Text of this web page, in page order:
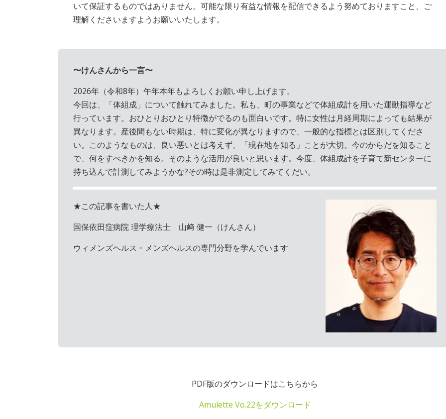
いて保証するものではありません。可能な限り有益な情報を配信できるよう努めておりますこと、ご
理解くださいますようお願いいたします。
〜けんさんから一言〜
2026年（令和8年）午年本年もよろしくお願い申し上げます。
今回は、「体組成」について触れてみました。私も、町の事業などで体組成計を用いた運動指導など
行っています。おひとりおひとり特徴がでるのも面白いです。特に女性は月経周期によっても結果が
異なります。産後間もない時期は、特に変化が異なりますので、一般的な指標とは区別してくださ
い。このようなものは、良い悪いとは考えず、「現在地を知る」ことが大切。今のからだを知ること
で、何をすべきかを知る。そのような活用が良いと思います。今度、体組成計を子育て新センターに
持ち込んで計測してみようかな?その時は是非測定してみてくだい。
★この記事を書いた人★
国保依田窪病院 理学療法士 山﨑 健一（けんさん）
ウィメンズヘルス・メンズヘルスの専門分野を学んでいます
PDF版のダウンロードはこちらから
Amulette Vo.22をダウンロード